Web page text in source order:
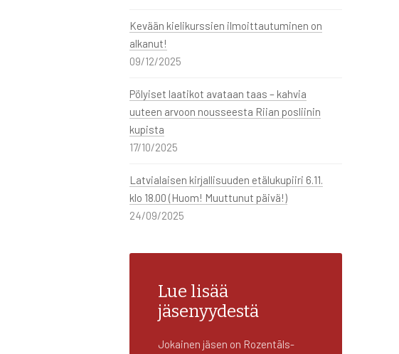
Kevään kielikurssien ilmoittautuminen on
alkanut!
09/12/2025
Pölyiset laatikot avataan taas – kahvia
uuteen arvoon nousseesta Riian posliinin
kupista
17/10/2025
Latvialaisen kirjallisuuden etälukupiiri 6.11.
klo 18.00 (Huom! Muuttunut päivä!)
24/09/2025
Lue lisää
jäsenyydestä
Jokainen jäsen on Rozentāls-